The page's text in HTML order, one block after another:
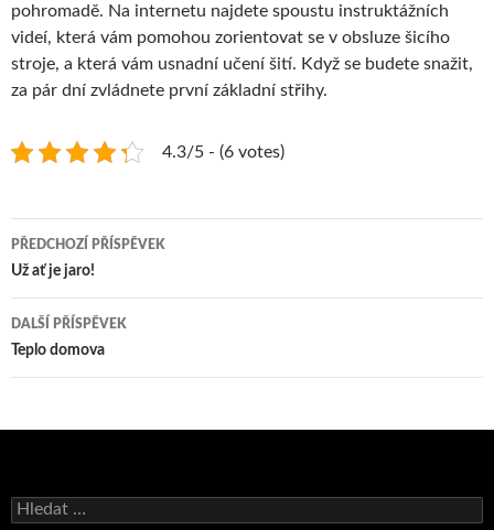
pohromadě. Na internetu najdete spoustu instruktážních
videí, která vám pomohou zorientovat se v obsluze šicího
stroje, a která vám usnadní učení šití. Když se budete snažit,
za pár dní zvládnete první základní střihy.
4.3/5 - (6 votes)
Navigace
pro
příspěvky
PŘEDCHOZÍ PŘÍSPĚVEK
Už ať je jaro!
DALŠÍ PŘÍSPĚVEK
Teplo domova
Vyhledávání